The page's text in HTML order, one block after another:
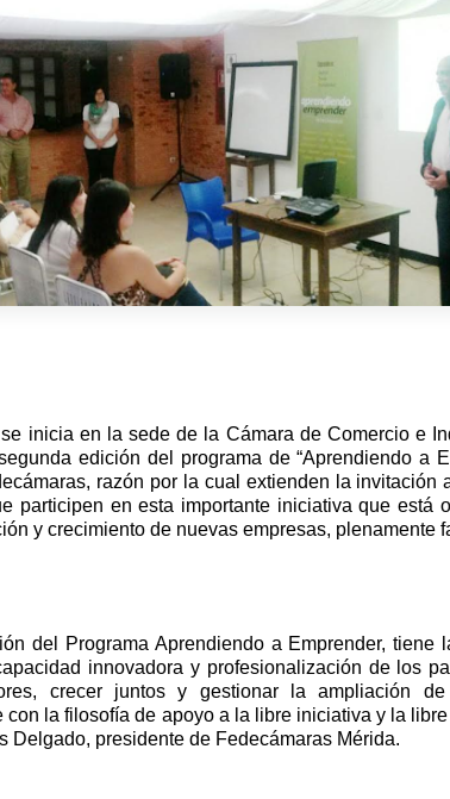
inicia en la sede de la Cámara de Comercio e
edición del programa de “Aprendiendo a
razón por la cual extienden la invitación
participen en esta importante iniciativa que está
y crecimiento de nuevas empresas, plenamente
del Programa Aprendiendo a Emprender, tiene
innovadora y profesionalización de los
crecer juntos y gestionar la ampliación
con la filosofía de apoyo a la libre iniciativa y la libre
Delgado, presidente de Fedecámaras Mérida.